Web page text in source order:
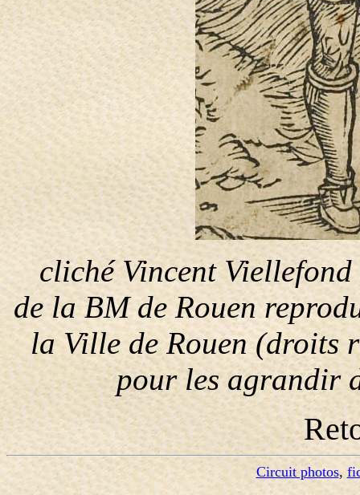
cliché Vincent
de la BM de Rouen
la Ville de Rouen (droits
pour les agrandir
Circuit photos,